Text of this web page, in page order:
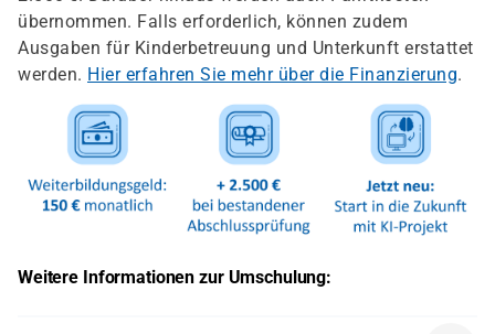
übernommen. Falls erforderlich, können zudem
Ausgaben für Kinderbetreuung und Unterkunft erstattet
werden. Hier erfahren Sie mehr über die Finanzierung.
Weitere Informationen zur Umschulung: